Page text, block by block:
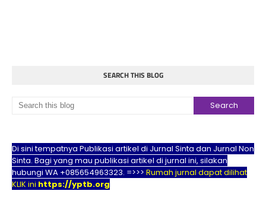
SEARCH THIS BLOG
Di sini tempatnya Publikasi artikel di Jurnal Sinta dan Jurnal Non
Sinta. Bagi yang mau publikasi artikel di jurnal ini, silakan
hubungi WA +085654963323. =>>> Rumah jurnal dapat dilihat
KLIK ini https://yptb.org